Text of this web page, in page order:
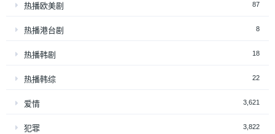
热播欧美剧 87
热播港台剧 8
热播韩剧 18
热播韩综 22
爱情 3,621
犯罪 3,822